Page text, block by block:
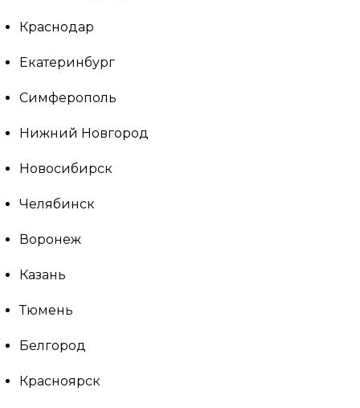
Краснодар
Екатеринбург
Симферополь
Нижний Новгород
Новосибирск
Челябинск
Воронеж
Казань
Тюмень
Белгород
Красноярск